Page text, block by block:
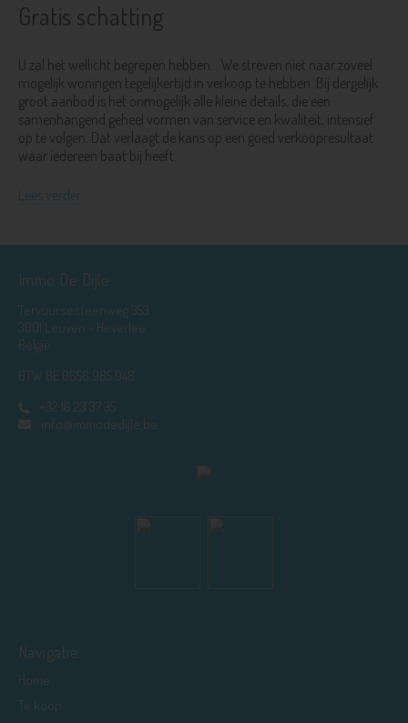
Gratis schatting
U zal het wellicht begrepen hebben... We streven niet naar zoveel
mogelijk woningen tegelijkertijd in verkoop te hebben. Bij dergelijk
groot aanbod is het onmogelijk alle kleine details, die een
samenhangend geheel vormen van service en kwaliteit, intensief
op te volgen. Dat verlaagt de kans op een goed verkoopresultaat
waar iedereen baat bij heeft.
Lees verder
Immo De Dijle
Tervuursesteenweg 353
3001 Leuven - Heverlee
België
BTW BE 0656.985.948
+32 16 23 37 35
info@immodedijle.be
Navigatie
Te koop